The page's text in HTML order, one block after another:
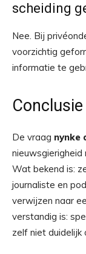
scheiding
Nee. Bij
voorzichtig
informatie te
Conclusie
De vraag nynke
nieuwsgierigheid
Wat bekend is:
journaliste en
verwijzen naar
verstandig is:
zelf niet